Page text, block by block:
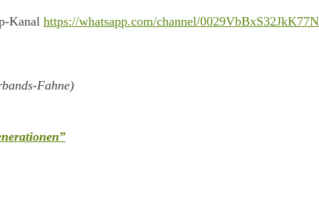
Kanal https://whatsapp.com/channel/
Fahne)